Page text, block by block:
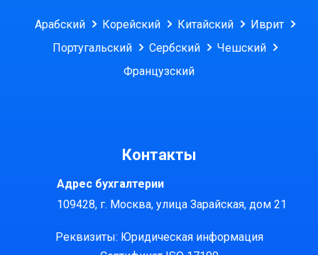
Арабский Корейский Китайский
Иврит
Португальский
Сербский
Чешский
Французский
Контакты
Адрес бухгалтерии
109428, г. Москва, улица Зарайская, дом 21
Реквизиты: Юридическая информация